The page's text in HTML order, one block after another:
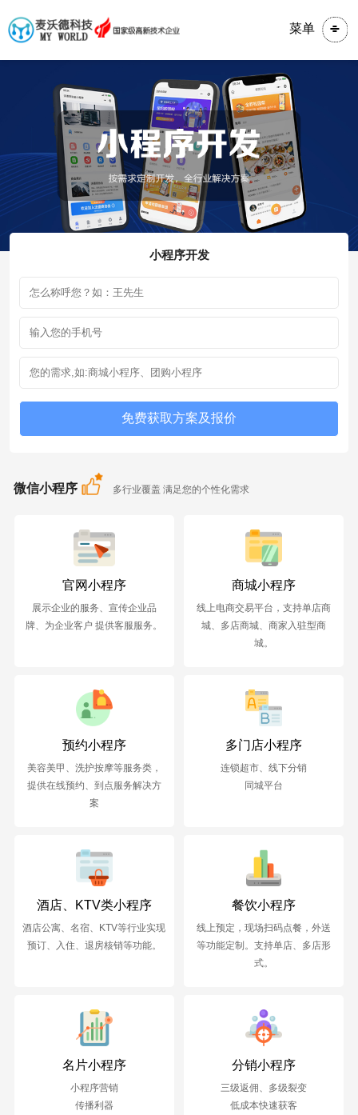
菜单
小程序开发
微信小程序 多行业覆盖 满足您的个性化需求
官网小程序
展示企业的服务、宣传企业品
牌、为企业客户 提供客服服务。
商城小程序
线上电商交易平台，支持单店商
城、多店商城、商家入驻型商
城。
预约小程序
美容美甲、洗护按摩等服务类，
提供在线预约、到点服务解决方
案
多门店小程序
连锁超市、线下分销
同城平台
酒店、KTV类小程序
酒店公寓、名宿、KTV等行业实现
预订、入住、退房核销等功能。
餐饮小程序
线上预定，现场扫码点餐，外送
等功能定制。支持单店、多店形
式。
名片小程序
小程序营销
传播利器
分销小程序
三级返佣、多级裂变
低成本快速获客